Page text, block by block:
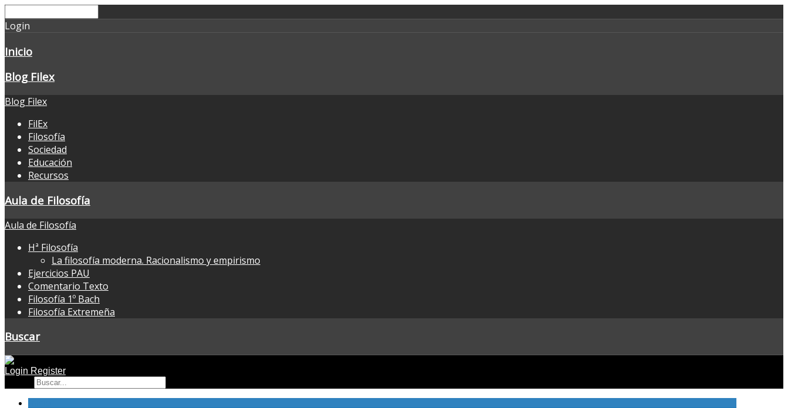
Login
Inicio
Blog Filex
Blog Filex
FilEx
Filosofía
Sociedad
Educación
Recursos
Aula de Filosofía
Aula de Filosofía
Hª Filosofía
La filosofía moderna. Racionalismo y empirismo
Ejercicios PAU
Comentario Texto
Filosofía 1º Bach
Filosofía Extremeña
Buscar
Login Register